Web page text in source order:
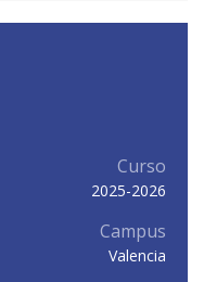
Curso
2025-2026
Campus
Valencia